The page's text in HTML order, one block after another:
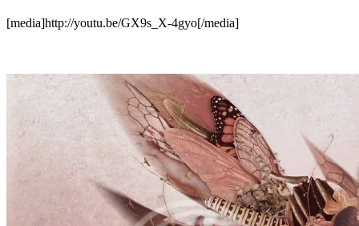
[media]http://youtu.be/GX9s_X-4gyo[/media]